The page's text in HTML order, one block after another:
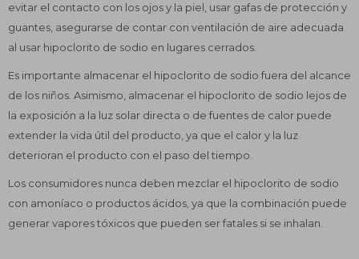
evitar el contacto con los ojos y la piel, usar gafas de protección y
guantes, asegurarse de contar con ventilación de aire adecuada
al usar hipoclorito de sodio en lugares cerrados.
Es importante almacenar el hipoclorito de sodio fuera del alcance
de los niños. Asimismo, almacenar el hipoclorito de sodio lejos de
la exposición a la luz solar directa o de fuentes de calor puede
extender la vida útil del producto, ya que el calor y la luz
deterioran el producto con el paso del tiempo.
Los consumidores nunca deben mezclar el hipoclorito de sodio
con amoníaco o productos ácidos, ya que la combinación puede
generar vapores tóxicos que pueden ser fatales si se inhalan.